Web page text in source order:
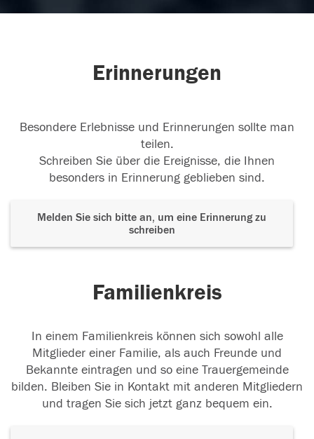
Erinnerungen
Besondere Erlebnisse und Erinnerungen sollte man
teilen.
Schreiben Sie über die Ereignisse, die Ihnen
besonders in Erinnerung geblieben sind.
Melden Sie sich bitte an, um eine Erinnerung zu
schreiben
Familienkreis
In einem Familienkreis können sich sowohl alle
Mitglieder einer Familie, als auch Freunde und
Bekannte eintragen und so eine Trauergemeinde
bilden. Bleiben Sie in Kontakt mit anderen Mitgliedern
und tragen Sie sich jetzt ganz bequem ein.